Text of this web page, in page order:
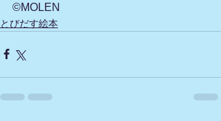
©MOLEN
とびだす絵本